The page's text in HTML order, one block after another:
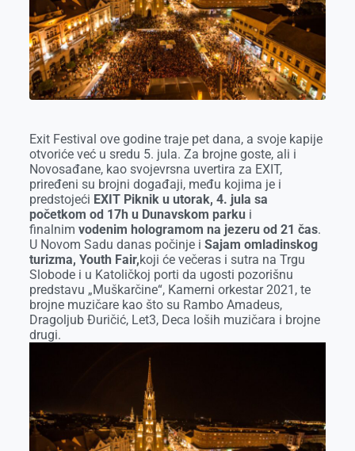
k
e
r
n
p
Exit Festival ove godine traje pet dana, a svoje kapije
otvoriće već u sredu 5. jula. Za brojne goste, ali i
Novosađane, kao svojevrsna uvertira za EXIT,
priređeni su brojni događaji, među kojima je i
predstojeći EXIT Piknik u utorak, 4. jula sa
početkom od 17h u Dunavskom parku i
finalnim vodenim hologramom na jezeru od 21 čas.
U Novom Sadu danas počinje i Sajam omladinskog
turizma, Youth Fair,koji će večeras i sutra na Trgu
Slobode i u Katoličkoj porti da ugosti pozorišnu
predstavu „Muškarčine“, Kamerni orkestar 2021, te
brojne muzičare kao što su Rambo Amadeus,
Dragoljub Đuričić, Let3, Deca loših muzičara i brojne
drugi.